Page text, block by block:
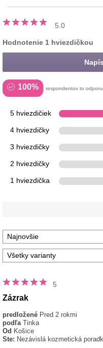
5.0
Hodnotenie 1 hviezdičkou
100% respondentov to
5 hviezdičiek
4 hviezdičky
3 hviezdičky
2 hviezdičky
1 hviezdička
5
Zázrak
predložené Pred 2 rokmi
podľa Tinka
Od Košice
Ste: Nezávislá kozmetická